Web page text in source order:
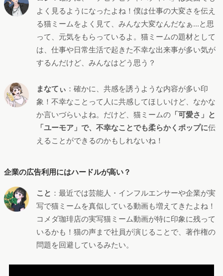
よく見るようになったよね！僕は仕事の大変さを伝え
る猫ミームをよく見て、みんな大変なんだなぁ...と思
って、元気をもらっているよ。猫ミームの題材として
は、仕事や日常生活で起きた不幸な出来事が多い気が
するんだけど、みんなはどう思う？
まなてぃ ：確かに、共感を誘うような内容が多い印
象！不幸なことって人に共感してほしいけど、なかな
か言いづらいよね。だけど、猫ミームの 「可愛さ」と
「ユーモア」で、不幸なことでも柔らかくポップに伝
えることができるのかもしれないね！
企業の広告利用にはハードルが高い？
こと ：最近では芸能人・インフルエンサーや企業が実
写で猫ミームを真似している動画も増えてきたよね！
コメダ珈琲店の実写猫ミーム動画が特に印象に残って
いるかも！猫の声まで社員が演じることで、著作権の
問題を回避しているみたい。